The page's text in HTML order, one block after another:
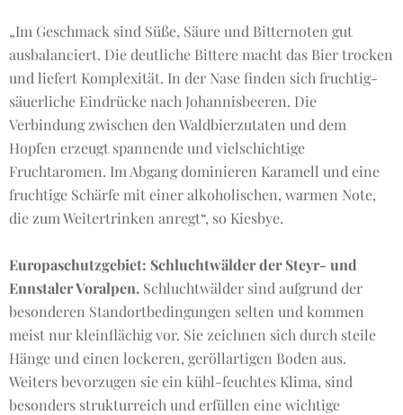
„Im Geschmack sind Süße, Säure und Bitternoten gut
ausbalanciert. Die deutliche Bittere macht das Bier trocken
und liefert Komplexität. In der Nase finden sich fruchtig-
säuerliche Eindrücke nach Johannisbeeren. Die
Verbindung zwischen den Waldbierzutaten und dem
Hopfen erzeugt spannende und vielschichtige
Fruchtaromen. Im Abgang dominieren Karamell und eine
fruchtige Schärfe mit einer alkoholischen, warmen Note,
die zum Weitertrinken anregt“, so Kiesbye.
Europaschutzgebiet: Schluchtwälder der Steyr- und
Ennstaler Voralpen. Schluchtwälder sind aufgrund der
besonderen Standortbedingungen selten und kommen
meist nur kleinflächig vor. Sie zeichnen sich durch steile
Hänge und einen lockeren, geröllartigen Boden aus.
Weiters bevorzugen sie ein kühl-feuchtes Klima, sind
besonders strukturreich und erfüllen eine wichtige